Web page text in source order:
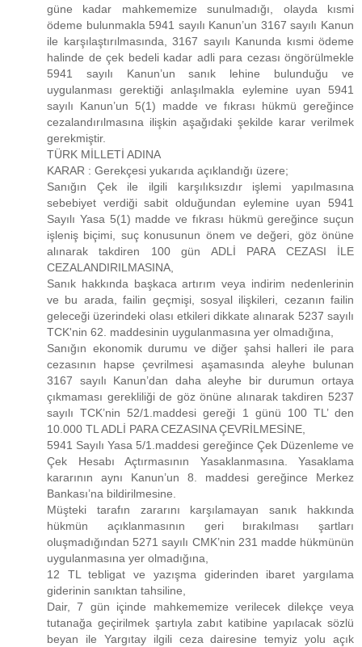
güne kadar mahkememize sunulmadığı, olayda kısmi
ödeme bulunmakla 5941 sayılı Kanun’un 3167 sayılı Kanun
ile karşılaştırılmasında, 3167 sayılı Kanunda kısmi ödeme
halinde de çek bedeli kadar adli para cezası öngörülmekle
5941 sayılı Kanun’un sanık lehine bulunduğu ve
uygulanması gerektiği anlaşılmakla eylemine uyan 5941
sayılı Kanun’un 5(1) madde ve fıkrası hükmü gereğince
cezalandırılmasına ilişkin aşağıdaki şekilde karar verilmek
gerekmiştir.
TÜRK MİLLETİ ADINA
KARAR : Gerekçesi yukarıda açıklandığı üzere;
Sanığın Çek ile ilgili karşılıksızdır işlemi yapılmasına
sebebiyet verdiği sabit olduğundan eylemine uyan 5941
Sayılı Yasa 5(1) madde ve fıkrası hükmü gereğince suçun
işleniş biçimi, suç konusunun önem ve değeri, göz önüne
alınarak takdiren 100 gün ADLİ PARA CEZASI İLE
CEZALANDIRILMASINA,
Sanık hakkında başkaca artırım veya indirim nedenlerinin
ve bu arada, failin geçmişi, sosyal ilişkileri, cezanın failin
geleceği üzerindeki olası etkileri dikkate alınarak 5237 sayılı
TCK'nin 62. maddesinin uygulanmasına yer olmadığına,
Sanığın ekonomik durumu ve diğer şahsi halleri ile para
cezasının hapse çevrilmesi aşamasında aleyhe bulunan
3167 sayılı Kanun’dan daha aleyhe bir durumun ortaya
çıkmaması gerekliliği de göz önüne alınarak takdiren 5237
sayılı TCK’nin 52/1.maddesi gereği 1 günü 100 TL’ den
10.000 TL ADLİ PARA CEZASINA ÇEVRİLMESİNE,
5941 Sayılı Yasa 5/1.maddesi gereğince Çek Düzenleme ve
Çek Hesabı Açtırmasının Yasaklanmasına. Yasaklama
kararının aynı Kanun’un 8. maddesi gereğince Merkez
Bankası’na bildirilmesine.
Müşteki tarafın zararını karşılamayan sanık hakkında
hükmün açıklanmasının geri bırakılması şartları
oluşmadığından 5271 sayılı CMK’nin 231 madde hükmünün
uygulanmasına yer olmadığına,
12 TL tebligat ve yazışma giderinden ibaret yargılama
giderinin sanıktan tahsiline,
Dair, 7 gün içinde mahkememize verilecek dilekçe veya
tutanağa geçirilmek şartıyla zabıt katibine yapılacak sözlü
beyan ile Yargıtay ilgili ceza dairesine temyiz yolu açık